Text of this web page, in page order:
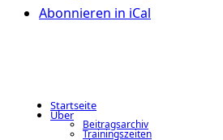
Abonnieren in iCal
Startseite
Über
Beitragsarchiv
Trainingszeiten